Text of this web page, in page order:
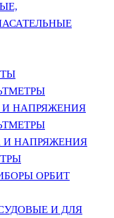
НАПРЯЖЕНИЯ
И НАПРЯЖЕНИЯ
ОРБИТ
И ДЛЯ